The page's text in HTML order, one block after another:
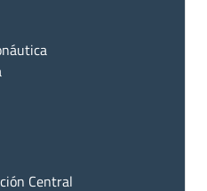
Central